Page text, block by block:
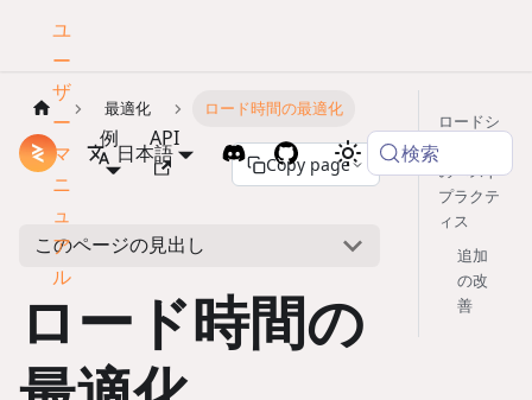
ドキュメント
ユ
ー
ザ
ー
マ
ニ
ュ
ア
ル
例 API
日本語 検索
最適化 ロード時間の最適化
Copy page
このページの見出し
ロード時間の
ロードシ
のベスト
プラクテ
ィス
追加
の改
善